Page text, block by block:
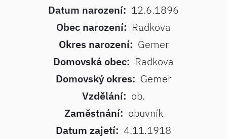
Datum narození: 12.6.1896
Obec narození: Radkova
Okres narození: Gemer
Domovská obec: Radkova
Domovský okres: Gemer
Vzdělání: ob.
Zaměstnání: obuvník
Datum zajetí: 4.11.1918